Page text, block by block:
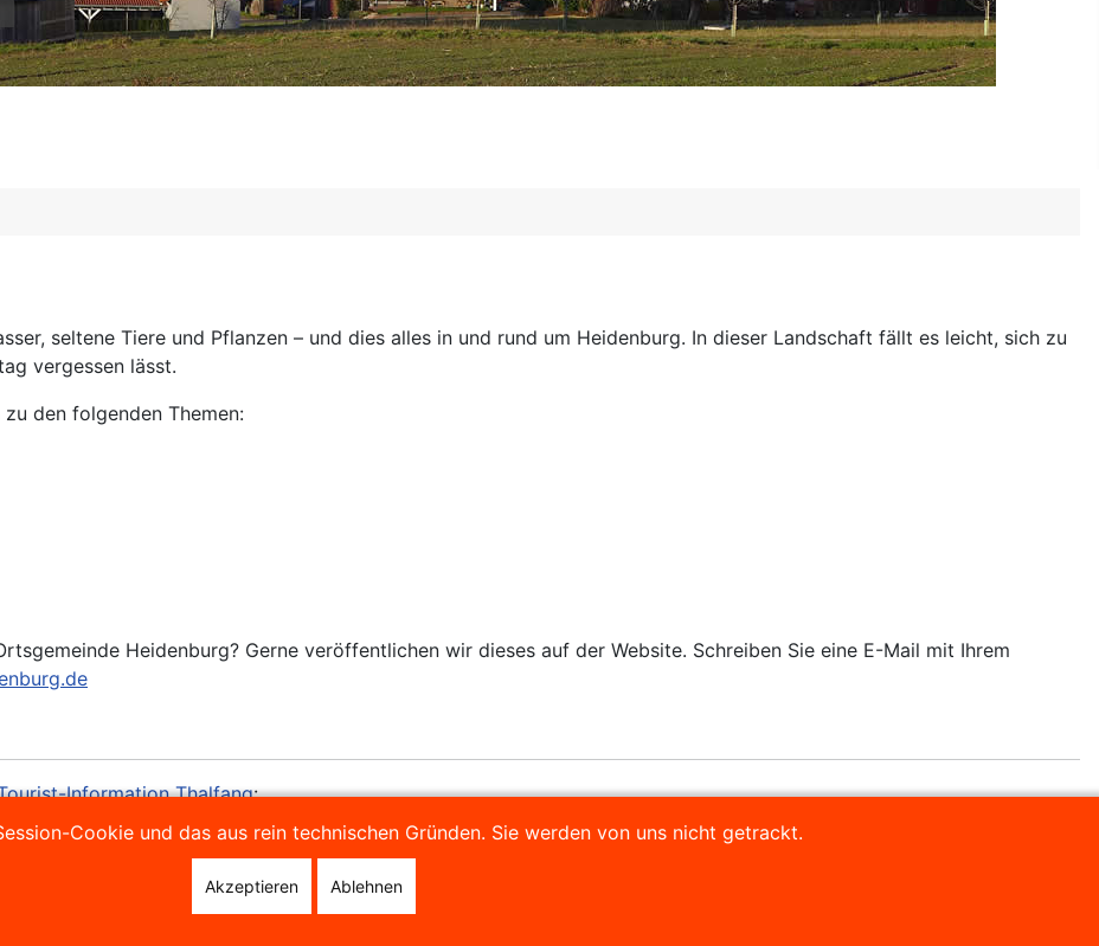
seltene Tiere und Pflanzen – und dies alles in und rund um Heidenburg. In dieser Landschaft fällt es leicht, sich zu
vergessen lässt.
den folgenden Themen:
Heidenburg? Gerne veröffentlichen wir dieses auf der Website. Schreiben Sie eine E-Mail mit Ihrem
Information Thalfang:
Cookie und das aus rein technischen Gründen. Sie werden von uns nicht getrackt.
Akzeptieren Ablehnen